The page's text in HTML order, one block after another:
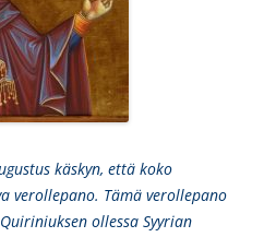
käskyn, että koko
verollepano. Tämä verollepano
ollessa Syyrian